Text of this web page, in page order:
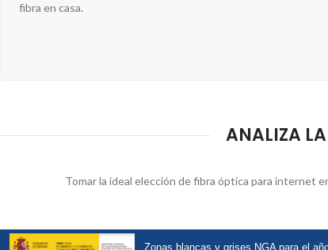
fibra en casa.
ANALIZA
Tomar la ideal elección de fibra óptica para internet